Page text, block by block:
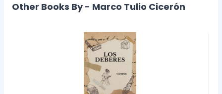
Other Books By - Marco Tulio Cicerón